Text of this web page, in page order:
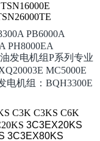
PB6000A
PH8000EA
发电机组P系列专业
MC5000E
电机组：BQH3300E
C3K C3KS C6K
3C3EX20KS
3C3EX80KS